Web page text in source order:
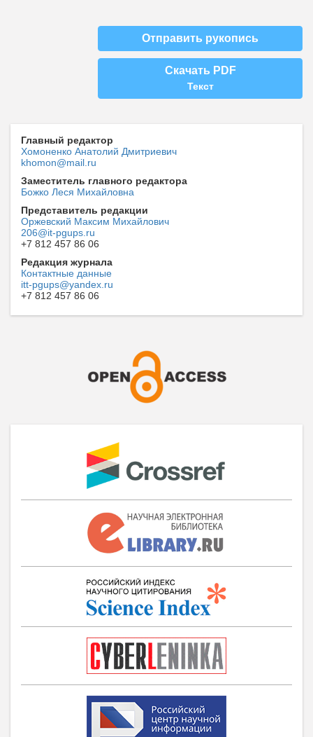
Отправить рукопись
Скачать PDF
Текст
Главный редактор
Хомоненко Анатолий Дмитриевич
khomon@mail.ru
Заместитель главного редактора
Божко Леся Михайловна
Представитель редакции
Оржевский Максим Михайлович
206@it-pgups.ru
+7 812 457 86 06
Редакция журнала
Контактные данные
itt-pgups@yandex.ru
+7 812 457 86 06